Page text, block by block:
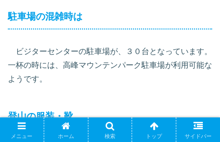
駐車場の混雑時は
ビジターセンターの駐車場が、３０台となっています。
一杯の時には、高峰マウンテンパーク駐車場が利用可能な
ようです。
登山の服装・靴
メニュー ホーム 検索 トップ サイドバー